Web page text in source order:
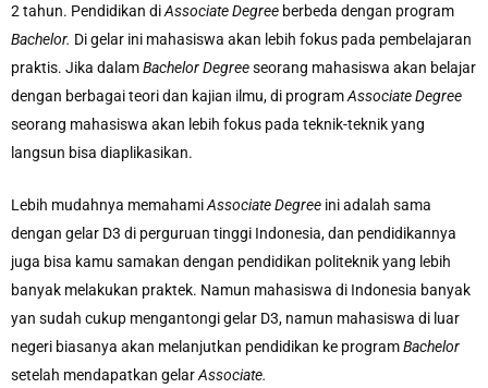
2 tahun. Pendidikan diAssociate Degree berbeda dengan program
Bachelor. Di gelar ini mahasiswa akan lebih fokus pada pembelajaran
praktis. Jika dalamBachelor Degreeseorang mahasiswa akan belajar
dengan berbagai teori dan kajian ilmu, di programAssociate Degree
seorang mahasiswa akan lebih fokus pada teknik-teknik yang
langsun bisa diaplikasikan.
Lebih mudahnya memahamiAssociate Degree ini adalah sama
dengan gelar D3 di perguruan tinggi Indonesia, dan pendidikannya
juga bisa kamu samakan dengan pendidikan politeknik yang lebih
banyak melakukan praktek. Namun mahasiswa di Indonesia banyak
yan sudah cukup mengantongi gelar D3, namun mahasiswa di luar
negeri biasanya akan melanjutkan pendidikan ke programBachelor
setelah mendapatkan gelarAssociate.